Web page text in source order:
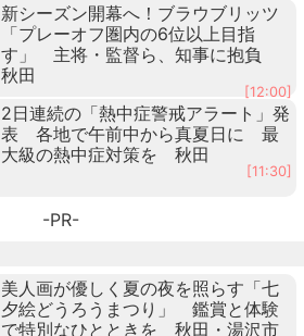
新シーズン開幕へ！ブラウブリッツ
「プレーオフ圏内の6位以上目指
す」 主将・監督ら、知事に抱負
秋田
[12:00]
2日連続の「熱中症警戒アラート」発
表 各地で午前中から真夏日に 最
大級の熱中症対策を 秋田
[11:30]
-PR-
美人画が優しく夏の夜を照らす「七
夕絵どうろうまつり」 鑑賞と体験
で特別なひとときを 秋田・湯沢市